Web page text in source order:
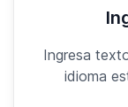
Ingresa
idioma